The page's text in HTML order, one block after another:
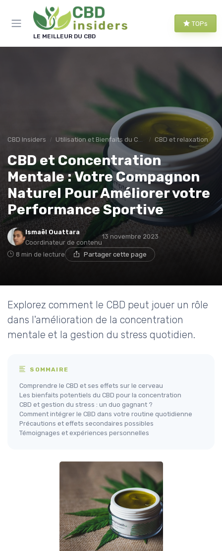
LE MEILLEUR DU CBD
TOPs
CBD Insiders Utilisation et Bienfaits du CBD CBD et relaxation
CBD et Concentration
Mentale : Votre Compagnon
Naturel Pour Améliorer votre
Performance Sportive
Ismaël Ouattara
Coordinateur de contenu
13 novembre 2023
8 min de lecture Partager cette page
Explorez comment le CBD peut jouer un rôle
dans l'amélioration de la concentration
mentale et la gestion du stress quotidien.
SOMMAIRE
Comprendre le CBD et ses effets sur le cerveau
Les bienfaits potentiels du CBD pour la concentration
CBD et gestion du stress : un duo gagnant ?
Comment intégrer le CBD dans votre routine quotidienne
Précautions et effets secondaires possibles
Témoignages et expériences personnelles
Panneau de gestion des cookies